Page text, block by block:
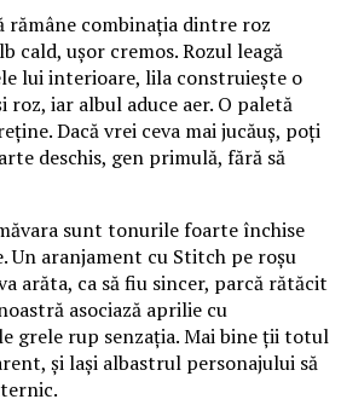
rămâne combinația dintre roz
cald, ușor cremos. Rozul leagă
lui interioare, lila construiește o
iar albul aduce aer. O paletă
Dacă vrei ceva mai jucăuș, poți
deschis, gen primulă, fără să
sunt tonurile foarte închise
Un aranjament cu Stitch pe roșu
arăta, ca să fiu sincer, parcă rătăcit
asociază aprilie cu
grele rup senzația. Mai bine ții totul
și lași albastrul personajului să